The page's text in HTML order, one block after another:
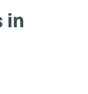
in